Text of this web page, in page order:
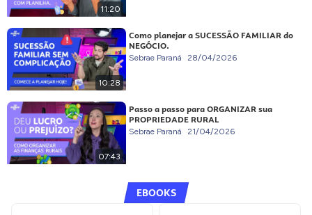
11:20
10:28
Como planejar a SUCESSÃO FAMILIAR do
NEGÓCIO.
Sebrae Paraná 28/04/2026
07:43
Passo a passo para ORGANIZAR sua
PROPRIEDADE RURAL
Sebrae Paraná 21/04/2026
EBOOKS